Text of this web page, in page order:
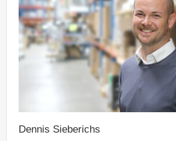
Dennis Sieberichs